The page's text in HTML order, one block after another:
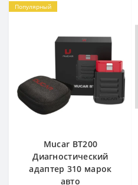
Популярный
Mucar BT200
Диагностический
адаптер 310 марок
авто